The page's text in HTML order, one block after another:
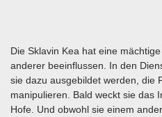
Die Sklavin Kea hat eine
anderer beeinflussen. In den
sie dazu ausgebildet werden, die
manipulieren. Bald weckt sie das
Hofe. Und obwohl sie einem